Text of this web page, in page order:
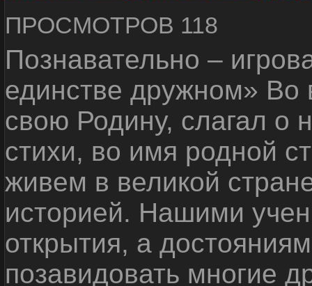
ПРОСМОТРОВ 118
Познавательно –
единстве дружном»
свою Родину, слагал о
стихи, во имя родной
живем в великой
историей. Нашими
открытия, а
позавидовать многие